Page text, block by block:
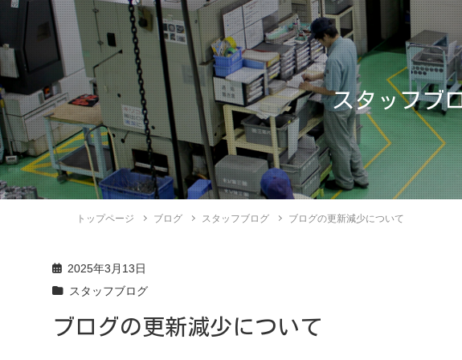
スタッフブ
トップページ ブログ スタッフブログ ブログの更新減少について
2025年3月13日
スタッフブログ
ブログの更新減少について